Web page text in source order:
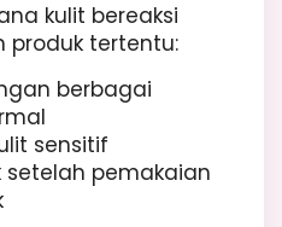
kulit bereaksi
produk tertentu:
berbagai
sensitif
pemakaian